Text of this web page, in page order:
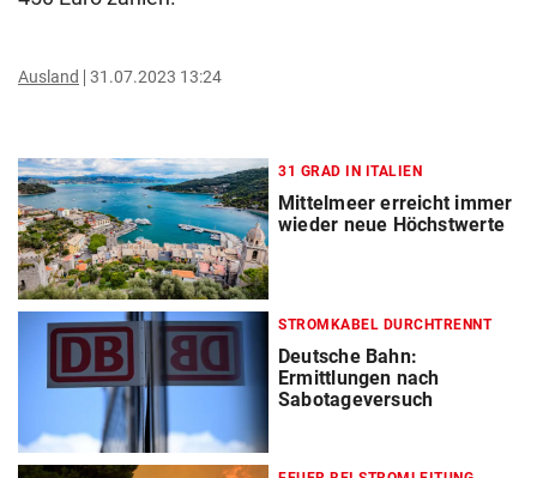
Ausland 31.07.2023 13:24
31 GRAD IN ITALIEN
Mittelmeer erreicht immer
wieder neue Höchstwerte
STROMKABEL DURCHTRENNT
Deutsche Bahn:
Ermittlungen nach
Sabotageversuch